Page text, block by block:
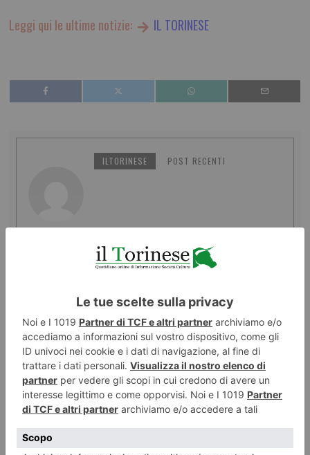
Leggi qui le ultime notizie: IL TORINESE
ILTORINESE POST RECENTI
LASCIA UN COMMENTO